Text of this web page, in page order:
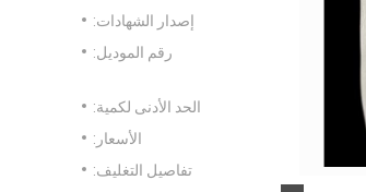
إصدار الشهادات:
رقم الموديل:
الحد الأدنى لكمية:
الأسعار:
تفاصيل التغليف: